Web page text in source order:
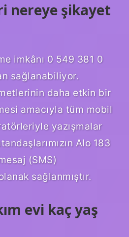
nereye şikayet
imkânı 0 549 381 0
sağlanabiliyor.
daha etkin bir
amacıyla tüm mobil
yazışmalar
Alo 183
(SMS)
sağlanmıştır.
evi kaç yaş